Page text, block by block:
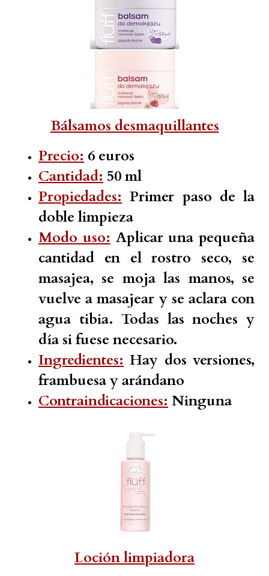
Bálsamos desmaquillantes
Precio: 6 euros
Cantidad: 50 ml
Propiedades: Primer paso de la
doble limpieza
Modo uso: Aplicar una pequeña
cantidad en el rostro seco, se
masajea, se moja las manos, se
vuelve a masajear y se aclara con
agua tibia. Todas las noches y
día si fuese necesario.
Ingredientes: Hay dos versiones,
frambuesa y arándano
Contraindicaciones: Ninguna
Loción limpiadora